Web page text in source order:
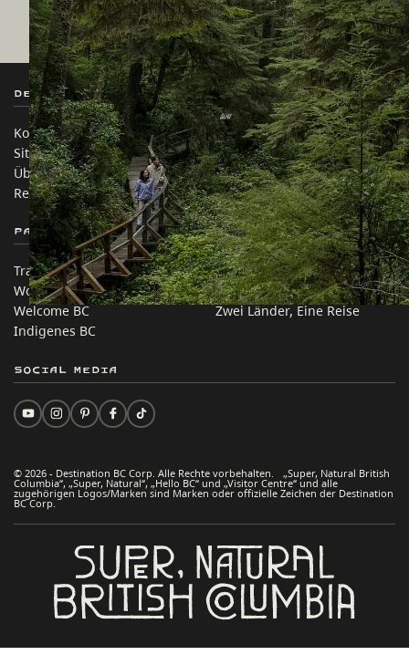
Destination BC
Kontakt
Sitemap
Über uns
Rechtliches & Richtlinien
Unsere Websites
Reisebranche
Medien
Unternehmen
简体中文 – China
Partnerseiten
Trade & Invest BC
Work BC
Welcome BC
Indigenes BC
Auf dieser Website
Reisevorschläge
Praktische Tipps
Zwei Länder, Eine Reise
© 2026 - Destination BC Corp. Alle Rechte vorbehalten. „Super, Natural British
Columbia“, „Super, Natural“, „Hello BC“ und „Visitor Centre“ und alle
zugehörigen Logos/Marken sind Marken oder offizielle Zeichen der Destination
BC Corp.
Social Media